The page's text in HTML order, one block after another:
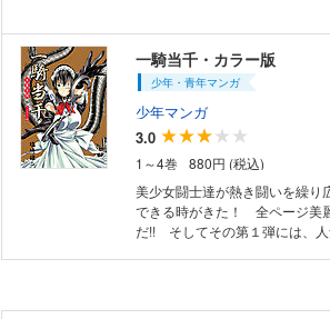
一騎当千・カラー版
少年・青年マンガ
少年マンガ
3.0
1～4巻
880円 (税込)
美少女闘士達が熱き闘いを繰り
できる時がきた！ 全ページ美
だ!! そしてその第１弾には、